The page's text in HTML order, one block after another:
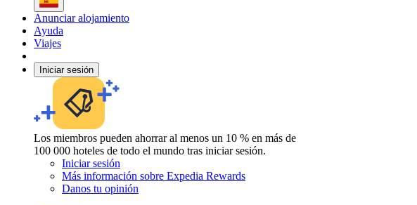
Anunciar alojamiento
Ayuda
Viajes
Iniciar sesión
Los miembros pueden ahorrar al menos un 10 % en más de
100 000 hoteles de todo el mundo tras iniciar sesión.
Iniciar sesión
Más información sobre Expedia Rewards
Danos tu opinión